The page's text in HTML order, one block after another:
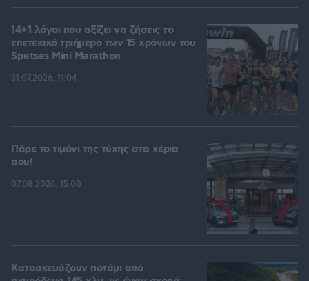
14+1 λόγοι που αξίζει να ζήσεις το
επετειακό τριήμερο των 15 χρόνων του
Spetses Mini Marathon
31.07.2026, 11:04
Πάρε το τιμόνι της τύχης στα χέρια
σου!
07.08.2026, 15:00
Κατασκευάζουν ποτάμι από